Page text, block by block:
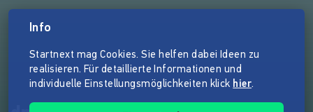
Info
Startnext mag Cookies. Sie helfen dabei Ideen zu
realisieren. Für detaillierte Informationen und
individuelle Einstellungsmöglichkeiten klick hier.